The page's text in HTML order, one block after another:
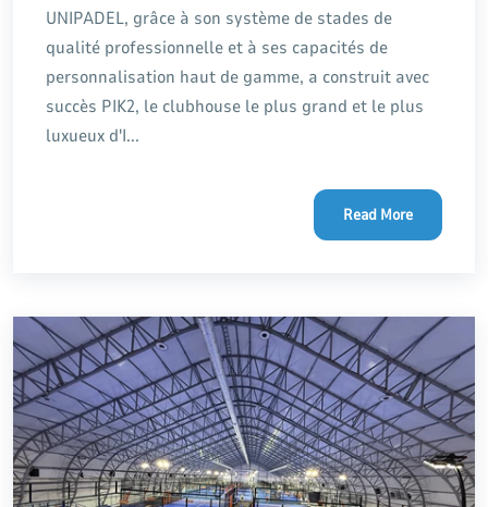
UNIPADEL, grâce à son système de stades de
qualité professionnelle et à ses capacités de
personnalisation haut de gamme, a construit avec
succès PIK2, le clubhouse le plus grand et le plus
luxueux d'I...
Read More